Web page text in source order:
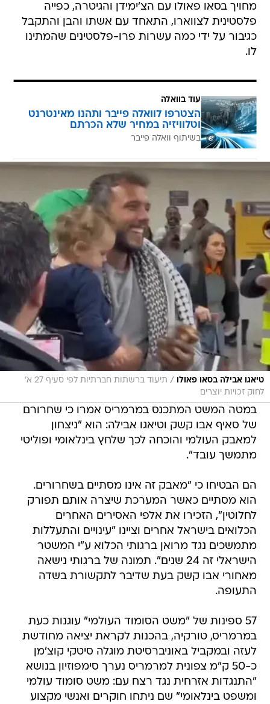
מחויך בסאו פאולו עם הצ'ימידן והגיטרה, כפייה
פלסטינית לצווארו, התאחד עם אשתו והבן והתקבל
כגיבור על ידי כמה עשרות פרו-פלסטינים שהמתינו
לו.
עוד בוואלה
הצטרפו לוואלה פייבר ותהנו מאינטרנט
וטלוויזיה במחיר שלא הכרתם
בשיתוף וואלה פייבר
טיאגו אבילה בסאו פאולו /
תיעוד ברשתות חברתיות לפי סעיף 27 א'
לחוק זכויות יוצרים
במטה המשט המתכנס במרמריס אמרו כי שחרורם
של סאיף אבו קשק וטיאגו אבילה: הוא "ניצחון
למאבק העולמי והוכחה לכך שלחץ בינלאומי ופוליטי
מתמשך עובד".
הם הבטיחו כי "מאבק זה אינו מסתיים בשחרורים.
הוא מסתיים כאשר המערכת שיצרה אותם תפורק
לחלוטין", הזכירו את אלפי האסירים האחרים
הכלואים בישראל אחרים וציינו "עינויים והתעללות
מתמשכים נגד מרואן ברגותי הכלוא ע"י המשטר
הישראלי זה 24 שנים". תמונה של ברגותי נישאה
מאחורי אבו קשק בעת שדיבר לתקשורת בשדה
התעופה.
57 ספינות של "משט הסומוד העולמי" עוגנות כעת
במרמריס, טורקיה, בהכנות לקראת יציאה מחודשת
לעזה ובמקביל באוניברסיטת מוגלה סיטקי קוצ'מן
כ-50 ק"מ צפונית למרמריס נערך סימפוזיון בנושא
"התנגדות אזרחית נגד רצח עם: משט סומוד עולמי
ומשפט בינלאומי" שם ניתחו חוקרים ואנשי מקצוע